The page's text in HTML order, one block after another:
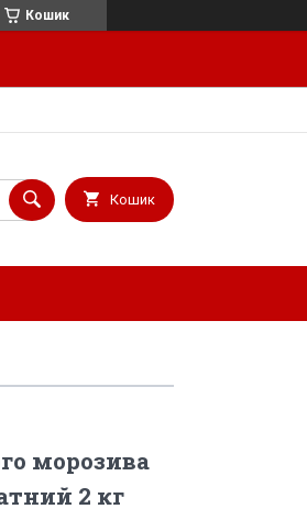
Кошик
Кошик
морозива
2 кг